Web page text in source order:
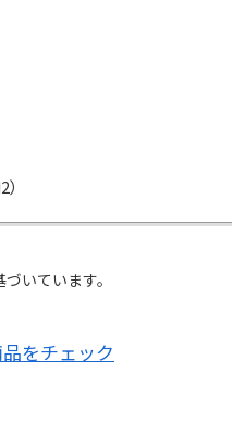
いています。
をチェック